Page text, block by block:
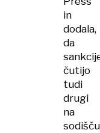
in
dodala,
da
čutijo
tudi
drugi
na